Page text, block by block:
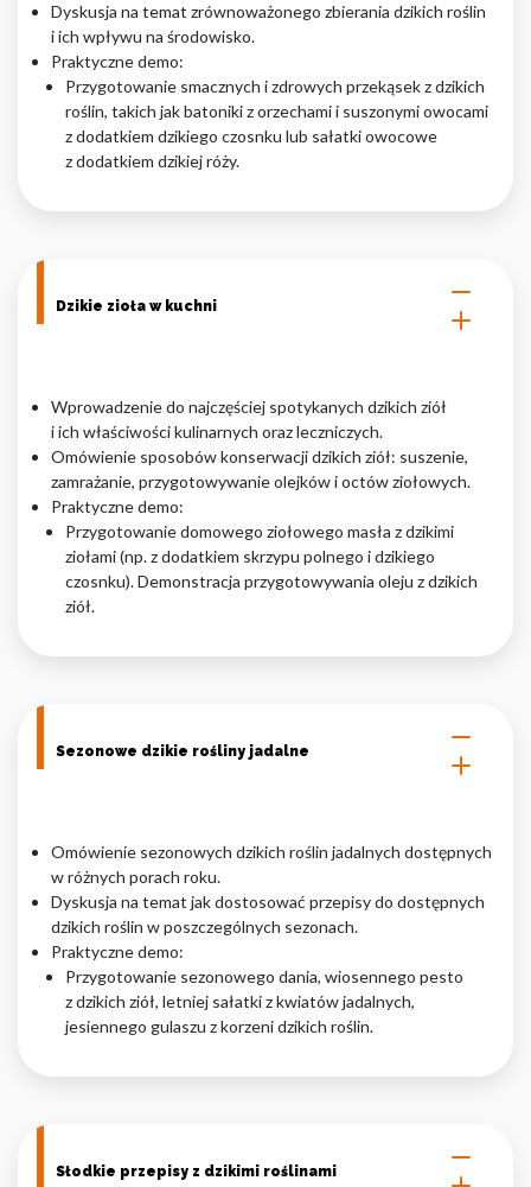
Dyskusja na temat zrównoważonego zbierania dzikich roślin
i ich wpływu na środowisko.
Praktyczne demo:
Przygotowanie smacznych i zdrowych przekąsek z dzikich
roślin, takich jak batoniki z orzechami i suszonymi owocami
z dodatkiem dzikiego czosnku lub sałatki owocowe
z dodatkiem dzikiej róży.
Dzikie zioła w kuchni
Wprowadzenie do najczęściej spotykanych dzikich ziół
i ich właściwości kulinarnych oraz leczniczych.
Omówienie sposobów konserwacji dzikich ziół: suszenie,
zamrażanie, przygotowywanie olejków i octów ziołowych.
Praktyczne demo:
Przygotowanie domowego ziołowego masła z dzikimi
ziołami (np. z dodatkiem skrzypu polnego i dzikiego
czosnku). Demonstracja przygotowywania oleju z dzikich
ziół.
Sezonowe dzikie rośliny jadalne
Omówienie sezonowych dzikich roślin jadalnych dostępnych
w różnych porach roku.
Dyskusja na temat jak dostosować przepisy do dostępnych
dzikich roślin w poszczególnych sezonach.
Praktyczne demo:
Przygotowanie sezonowego dania, wiosennego pesto
z dzikich ziół, letniej sałatki z kwiatów jadalnych,
jesiennego gulaszu z korzeni dzikich roślin.
Słodkie przepisy z dzikimi roślinami